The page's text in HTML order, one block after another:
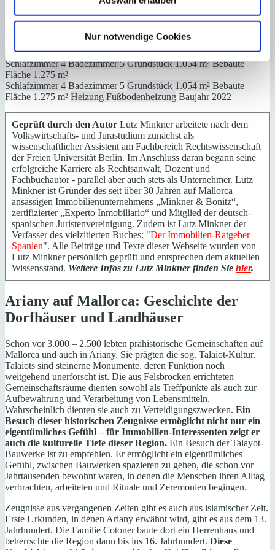
Nur notwendige Cookies
Preis:
Immobilie anzeigen
Schlafzimmer 4 Badezimmer 5 Grundstück 1.054 m² Bebaute
Fläche 1.275 m²
Schlafzimmer 4 Badezimmer 5 Grundstück 1.054 m² Bebaute
Fläche 1.275 m² Heizung Fußbodenheizung Baujahr 2022
Geprüft durch den Autor Lutz Minkner arbeitete nach dem
Volkswirtschafts- und Jurastudium zunächst als
wissenschaftlicher Assistent am Fachbereich Rechtswissenschaft
der Freien Universität Berlin. Im Anschluss daran begann seine
erfolgreiche Karriere als Rechtsanwalt, Dozent und
Fachbuchautor - parallel aber auch stets als Unternehmer. Lutz
Minkner ist Gründer des seit über 30 Jahren auf Mallorca
ansässigen Immobilienunternehmens „Minkner & Bonitz“,
zertifizierter „Experto Inmobiliario“ und Mitglied der deutsch-
spanischen Juristenvereinigung. Zudem ist Lutz Minkner der
Verfasser des vielzitierten Buches: "Der Immobilien-Ratgeber
Spanien". Alle Beiträge und Texte dieser Webseite wurden von
Lutz Minkner persönlich geprüft und entsprechen dem aktuellen
Wissensstand. Weitere Infos zu Lutz Minkner finden Sie hier.
Ariany auf Mallorca: Geschichte der
Dorfhäuser und Landhäuser
Schon vor 3.000 – 2.500 lebten prähistorische Gemeinschaften auf
Mallorca und auch in Ariany. Sie prägten die sog. Talaiot-Kultur.
Talaiots sind steinerne Monumente, deren Funktion noch
weitgehend unerforscht ist. Die aus Felsbrocken errichteten
Gemeinschaftsräume dienten sowohl als Treffpunkte als auch zur
Aufbewahrung und Verarbeitung von Lebensmitteln.
Wahrscheinlich dienten sie auch zu Verteidigungszwecken. Ein
Besuch dieser historischen Zeugnisse ermöglicht nicht nur ein
eigentümliches Gefühl – für Immobilien-Interessenten zeigt er
auch die kulturelle Tiefe dieser Region. Ein Besuch der Talayot-
Bauwerke ist zu empfehlen. Er ermöglicht ein eigentümliches
Gefühl, zwischen Bauwerken spazieren zu gehen, die schon vor
Jahrtausenden bewohnt waren, in denen die Menschen ihren Alltag
verbrachten, arbeiteten und Rituale und Zeremonien begingen.
Zeugnisse aus vergangenen Zeiten gibt es auch aus islamischer Zeit.
Erste Urkunden, in denen Ariany erwähnt wird, gibt es aus dem 13.
Jahrhundert. Die Familie Cotoner baute dort ein Herrenhaus und
beherrschte die Region dann bis ins 16. Jahrhundert. Diese